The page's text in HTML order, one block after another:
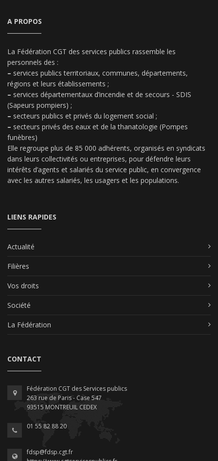
A PROPOS
La Fédération CGT des services publics rassemble les
personnels des :
– services publics territoriaux, communes, départements,
régions et leurs établissements ;
– services départementaux d’incendie et de secours - SDIS
(Sapeurs pompiers) ;
– secteurs publics et privés du logement social ;
– secteurs privés des eaux et de la thanatologie (Pompes
funèbres)
Elle regroupe plus de 85 000 adhérents, organisés en syndicats
dans leurs collectivités ou entreprises, pour défendre leurs
intérêts d’agents et salariés du service public, en convergence
avec les autres salariés, les usagers et les populations.
LIENS RAPIDES
Actualité
Filières
Vos droits
Société
La Fédération
CONTACT
Fédération CGT des Services publics
263 rue de Paris - Case 547
93515 MONTREUIL CEDEX
01 55 82 88 20
fdsp@fdsp.cgt.fr